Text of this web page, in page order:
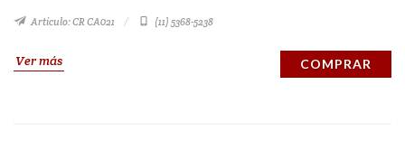
Artículo: CR CA021 (11) 5368-5238
Ver más COMPRAR